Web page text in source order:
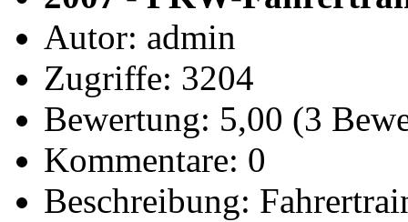
Autor: admin
Zugriffe: 3204
Bewertung: 5,00 (3
Kommentare: 0
Beschreibung: